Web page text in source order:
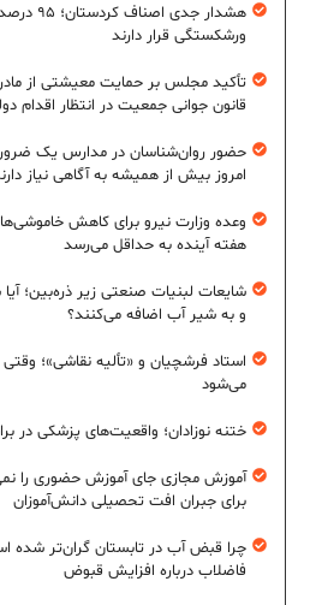
هشدار
ورشکستگی قرار دارند
تأکید مجلس بر حمایت معیشتی از
قانون جوانی جمعیت در انتظار اقدام
حضور روان‌شناسان در مدارس یک
امروز بیش از همیشه به آگاهی نیاز
وعده وزارت نیرو برای کاهش
هفته آینده به حداقل می‌رسد
شایعات لبنیات صنعتی زیر ذره‌بین؛
و به شیر آب اضافه می‌کنند؟
استاد فرشچیان و «تألیه نقاشی»؛
می‌شود
ختنه نوزادان؛ واقعیت‌های پزشکی در
آموزش مجازی جای آموزش حضوری را
برای جبران افت تحصیلی دانش‌آموزان
چرا قبض آب در تابستان گران‌تر
فاضلاب درباره افزایش قبوض